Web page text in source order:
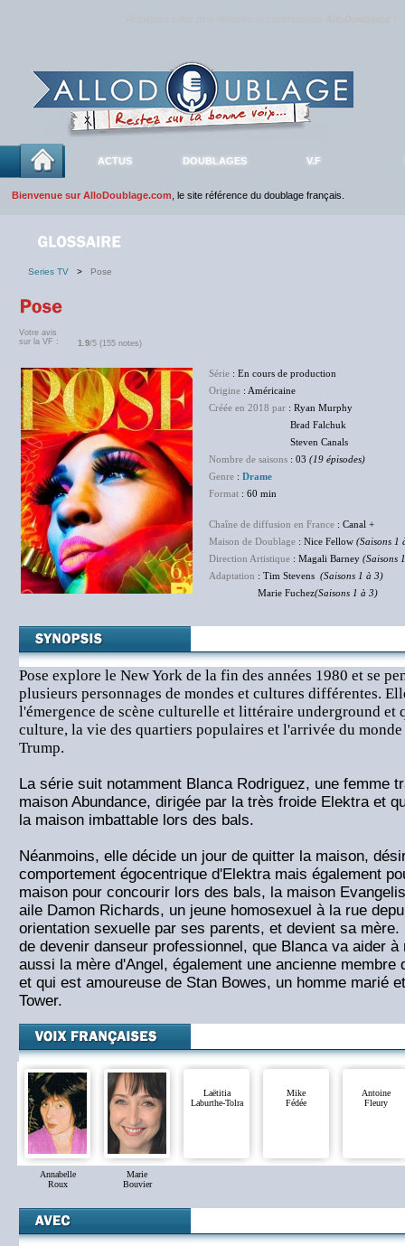
ACTUS DOUBLAGES V.F
Bienvenue sur AlloDoublage.com , le site référence du doublage français.
Series TV > Pose
Votre avis
sur la VF :
1.9/5 (155 notes)
Série : En cours de production
Origine : Américaine
Créée en 2018 par : Ryan Murphy
Brad Falchuk
Steven Canals
Nombre de saisons : 03 (19 épisodes)
Genre : Drame
Format : 60 min
Chaîne de diffusion en France : Canal +
Maison de Doublage : Nice Fellow (Saisons 1
Direction Artistique : Magali Barney (Saisons
Adaptation : Tim Stevens (Saisons 1 à 3)
Marie Fuchez(Saisons 1 à 3)
Pose explore le New York de la fin des années 1980 et se
plusieurs personnages de mondes et cultures différentes.
l'émergence de scène culturelle et littéraire underground et
culture, la vie des quartiers populaires et l'arrivée du
Trump.
La série suit notamment Blanca Rodriguez, une femme
maison Abundance, dirigée par la très froide Elektra et
la maison imbattable lors des bals.
Néanmoins, elle décide un jour de quitter la maison,
comportement égocentrique d'Elektra mais également
maison pour concourir lors des bals, la maison
aile Damon Richards, un jeune homosexuel à la rue
orientation sexuelle par ses parents, et devient sa
de devenir danseur professionnel, que Blanca va aider
aussi la mère d'Angel, également une ancienne membre
et qui est amoureuse de Stan Bowes, un homme marié
Tower.
Annabelle
Roux
Marie
Bouvier
Laëtitia
Laburthe-Tolra
Mike
Fédée
Antoine
Fleury